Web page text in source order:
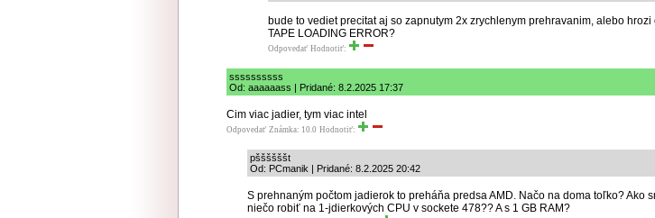
bude to vediet precitat aj so zapnutym 2x zrychlenym prehravanim, alebo hrozi
TAPE LOADING ERROR?
Odpovedať Hodnotiť:
ssssssssss
Od: aaaaaass | Pridané: 8.2.2025 17:37
Cim viac jadier, tym viac intel
Odpovedať Známka: 10.0 Hodnotiť:
pššššššt
Od: PCmanik | Pridané: 8.2.2025 20:42
S prehnaným počtom jadierok to preháňa predsa AMD. Načo na doma toľko? Ako
niečo robiť na 1-jdierkových CPU v sockete 478?? A s 1 GB RAM?